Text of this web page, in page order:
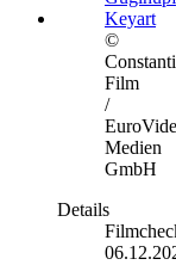
©
Film
/
Medien
GmbH
Details